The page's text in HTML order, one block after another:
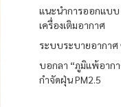
แนะนำการออกแบบ
เครื่องเติมอากาศ
ระบบระบายอากา
บอกลา “ภูมิแพ้อากา
กำจัดฝุ่น PM2.5